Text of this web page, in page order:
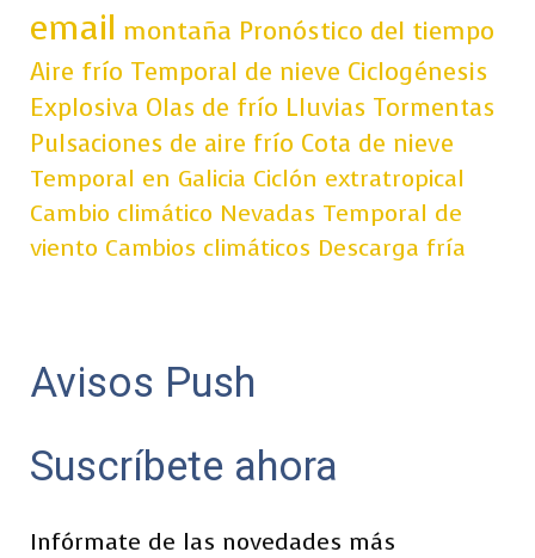
email montaña Pronóstico del tiempo
Aire frío Temporal de nieve Ciclogénesis
Explosiva Olas de frío Lluvias Tormentas
Pulsaciones de aire frío Cota de nieve
Temporal en Galicia Ciclón extratropical
Cambio climático Nevadas Temporal de
viento Cambios climáticos Descarga fría
Avisos Push
Suscríbete ahora
Infórmate de las novedades más